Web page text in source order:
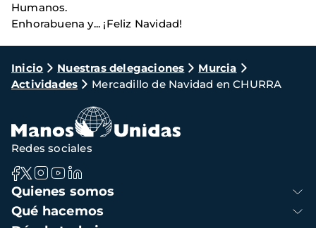
Humanos.
Enhorabuena y... ¡Feliz Navidad!
Ruta
de
navegación
Inicio Nuestras delegaciones
Murcia
Actividades
Mercadillo de Navidad en CHURRA
Navegación
principal
Quienes somos
Qué hacemos
Redes sociales